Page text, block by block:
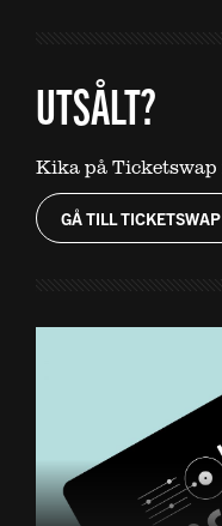
UTSÅLT?
Kika på
GÅ TILL TICKETSWAP